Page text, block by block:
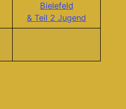
Bielefeld
& Teil 2 Jugend